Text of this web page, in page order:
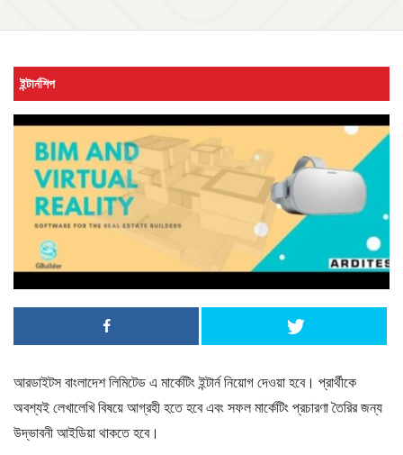
ইন্টার্নশিপ
আরডাইটস বাংলাদেশ লিমিটেড এ মার্কেটিং ইন্টার্ন নিয়োগ দেওয়া হবে। প্রার্থীকে
অবশ্যই লেখালেখি বিষয়ে আগ্রহী হতে হবে এবং সফল মার্কেটিং প্রচারণা তৈরির জন্য
উদ্ভাবনী আইডিয়া থাকতে হবে।